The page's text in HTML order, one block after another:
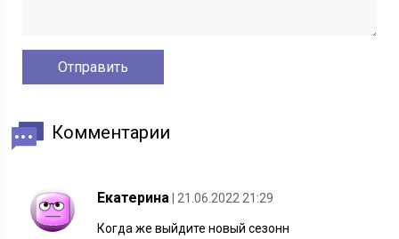
Комментарии
Екатерина | 21.06.2022 21:29
Когда же выйдите новый сезонн